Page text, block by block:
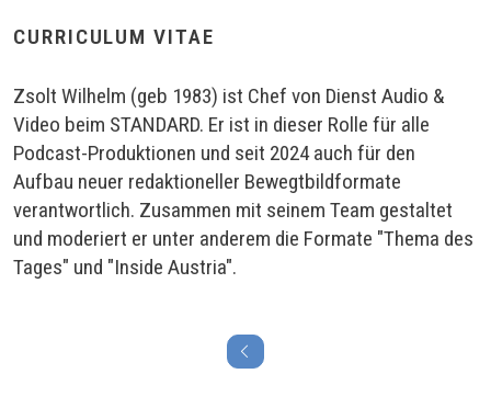
CURRICULUM VITAE
Zsolt Wilhelm (geb 1983) ist Chef von Dienst Audio &
Video beim STANDARD. Er ist in dieser Rolle für alle
Podcast-Produktionen und seit 2024 auch für den
Aufbau neuer redaktioneller Bewegtbildformate
verantwortlich. Zusammen mit seinem Team gestaltet
und moderiert er unter anderem die Formate "Thema des
Tages" und "Inside Austria".